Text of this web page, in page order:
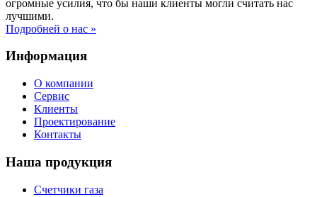
огромные усилия, что бы наши клиенты могли считать нас
лучшими.
Подробней о нас »
Информация
О компании
Сервис
Клиенты
Проектирование
Контакты
Наша продукция
Счетчики газа